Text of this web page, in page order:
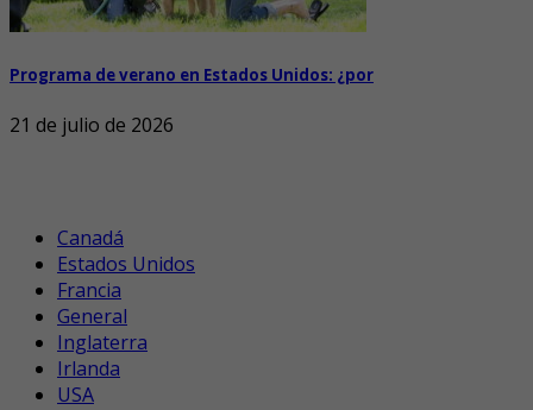
Programa de verano en Estados Unidos: ¿por
21 de julio de 2026
Canadá
Estados Unidos
Francia
General
Inglaterra
Irlanda
USA